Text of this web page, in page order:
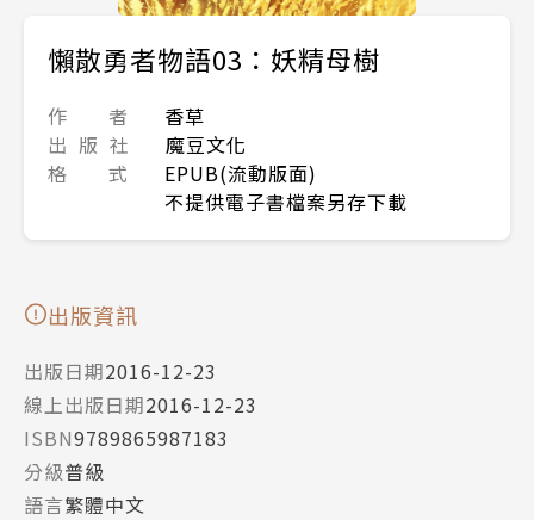
懶散勇者物語03：妖精母樹
作 者
香草
出 版 社
魔豆文化
格 式
EPUB(流動版面)
不提供電子書檔案另存下載
出版資訊
出版日期2016-12-23
線上出版日期2016-12-23
ISBN9789865987183
分級普級
語言繁體中文